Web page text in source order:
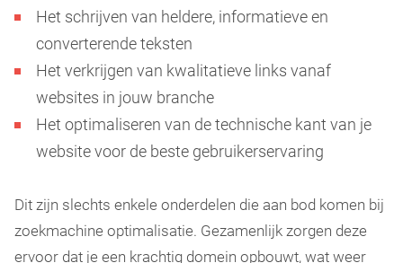
Het schrijven van heldere, informatieve en
converterende teksten
Het verkrijgen van kwalitatieve links vanaf
websites in jouw branche
Het optimaliseren van de technische kant van je
website voor de beste gebruikerservaring
Dit zijn slechts enkele onderdelen die aan bod komen bij
zoekmachine optimalisatie. Gezamenlijk zorgen deze
ervoor dat je een krachtig domein opbouwt, wat weer